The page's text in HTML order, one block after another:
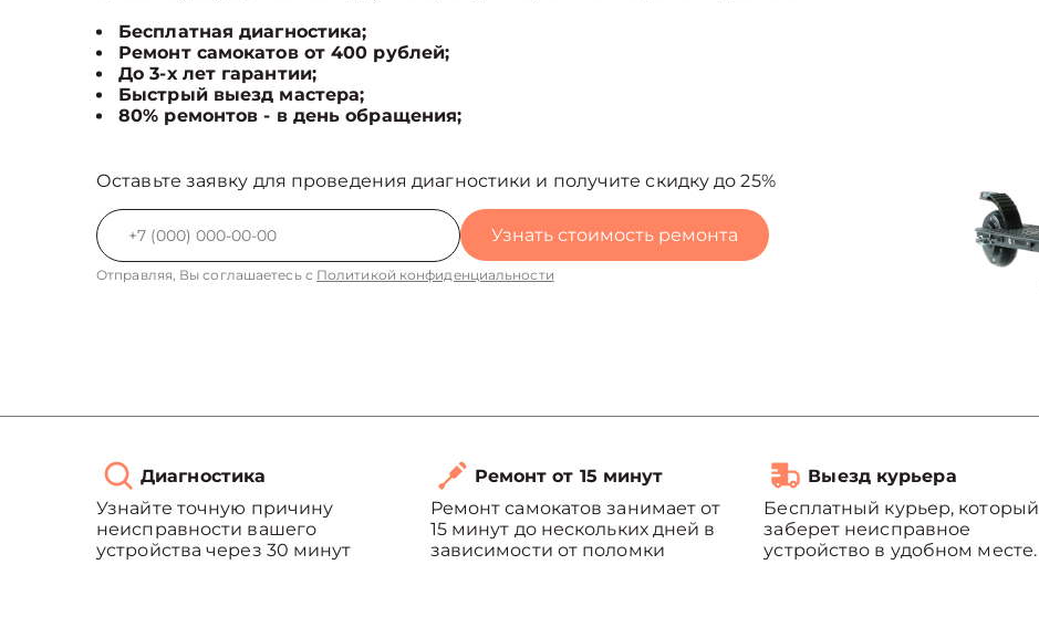
Бесплатная диагностика;
Ремонт самокатов от 400 рублей;
До 3-х лет гарантии;
Быстрый выезд мастера;
80% ремонтов - в день обращения;
Оставьте заявку для проведения диагностики и получите скидку до 25%
Узнать стоимость ремонта
Отправляя, Вы соглашаетесь с Политикой конфиденциальности
Диагностика
Узнайте точную причину
неисправности вашего
устройства через 30 минут
Ремонт от 15 минут
Ремонт самокатов занимает от
15 минут до нескольких дней в
зависимости от поломки
Выезд курьера
Бесплатный курьер, который
заберет неисправное
устройство в удобном месте.